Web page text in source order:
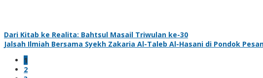
Dari Kitab ke Realita: Bahtsul Masail Triwulan ke-30
Jalsah Ilmiah Bersama Syekh Zakaria Al-Taleb Al-Hasani di Pondok
1
2